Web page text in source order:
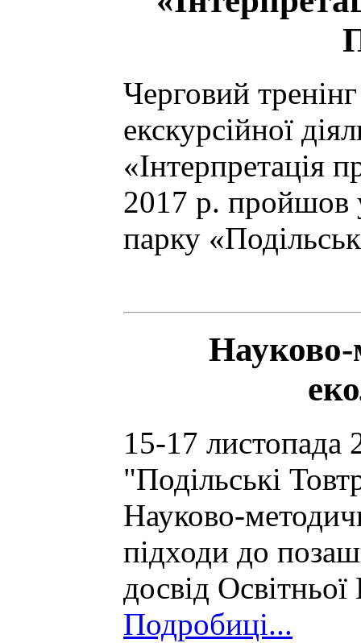
Черговий
екскурсійної
«Інтерпретація
2017 р. пройшов
парку
Науково-
15-17 листопада
"Подільські
Науково-
підходи до
досвід
Подробиці...